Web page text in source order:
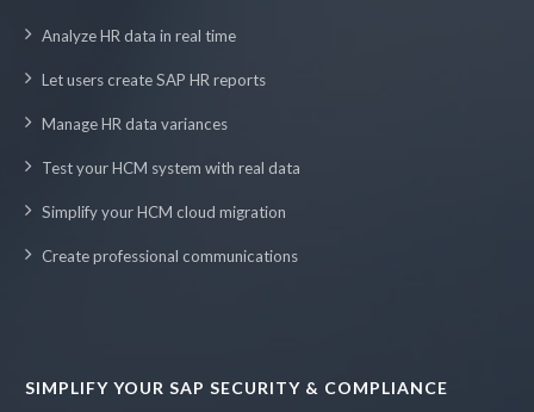
Analyze HR data in real time
Let users create SAP HR reports
Manage HR data variances
Test your HCM system with real data
Simplify your HCM cloud migration
Create professional communications
SIMPLIFY YOUR SAP SECURITY & COMPLIANCE